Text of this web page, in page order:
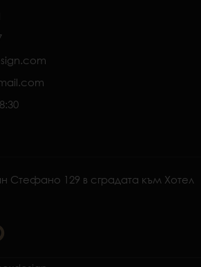
Стефано 129 в сградата към Хотел